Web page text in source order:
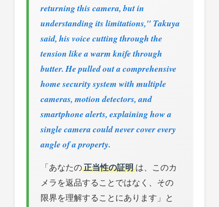
returning this camera, but in
understanding its limitations," Takuya
said, his voice cutting through the
tension like a warm knife through
butter. He pulled out a comprehensive
home security system with multiple
cameras, motion detectors, and
smartphone alerts, explaining how a
single camera could never cover every
angle of a property.
「あなたの正当性の証明は、このカ
メラを返品することではなく、その
限界を理解することにあります」と